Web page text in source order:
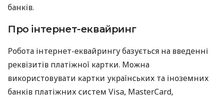
банків.
Про інтернет-еквайринг
Робота інтернет-еквайрингу базується на введенні
реквізитів платіжної картки. Можна
використовувати картки українських та іноземних
банків платіжних систем Visa, MasterCard,